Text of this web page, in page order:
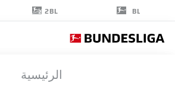
BL
2BL
الرئيسية